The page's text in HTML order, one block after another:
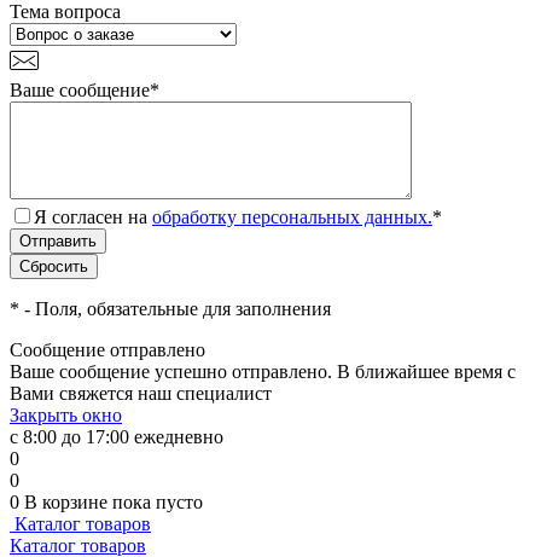
Тема вопроса
Ваше сообщение*
Я согласен на обработку персональных данных.*
* - Поля, обязательные для заполнения
Сообщение отправлено
Ваше сообщение успешно отправлено. В ближайшее время с
Вами свяжется наш специалист
Закрыть окно
с 8:00 до 17:00 ежедневно
0
0
0 В корзине пока пусто
Каталог товаров
Каталог товаров